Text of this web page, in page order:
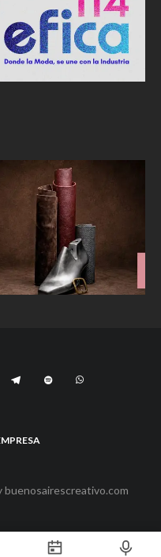
buenosairescreativo.com